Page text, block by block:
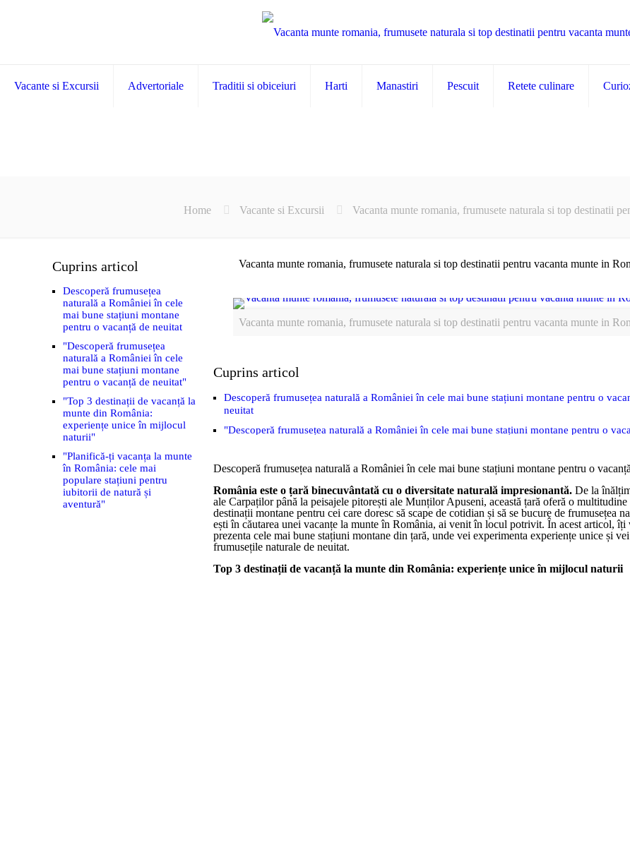
Vacante si Excursii Advertoriale Traditii si obiceiuri Harti Manastiri Pescuit Retete culinare
Home Vacante si Excursii Vacanta munte romania, frumusete naturala si top destinatii
Cuprins articol
Descoperă frumusețea
naturală a României în cele
mai bune stațiuni montane
pentru o vacanță de neuitat
"Descoperă frumusețea
naturală a României în cele
mai bune stațiuni montane
pentru o vacanță de neuitat"
"Top 3 destinații de vacanță la
munte din România:
experiențe unice în mijlocul
naturii"
"Planifică-ți vacanța la munte
în România: cele mai
populare stațiuni pentru
iubitorii de natură și
aventură"
Vacanta munte romania, frumusete naturala si top destinatii pentru vacanta munte in
Vacanta munte romania, frumusete naturala si top destinatii pentru vacanta munte in
Cuprins articol
Descoperă frumusețea naturală a României în cele mai bune stațiuni montane pentru o
neuitat
"Descoperă frumusețea naturală a României în cele mai bune stațiuni montane pentru o
"Top 3 destinații de vacanță la munte din România: experiențe unice în mijlocul naturii"
aventură"
Descoperă frumusețea naturală a României în cele mai bune stațiuni montane pentru o
România este o țară binecuvântată cu o diversitate naturală impresionantă.De la
ale Carpaților până la peisajele pitorești ale Munților Apuseni, această țară oferă o multitudine
destinații montane pentru cei care doresc să scape de cotidian și să se bucure de frumusețea
ești în căutarea unei vacanțe la munte în România, ai venit în locul potrivit. În acest articol, îți
prezenta cele mai bune stațiuni montane din țară, unde vei experimenta experiențe unice și
frumusețile naturale de neuitat.
Top 3 destinații de vacanță la munte din România: experiențe unice în mijlocul naturii